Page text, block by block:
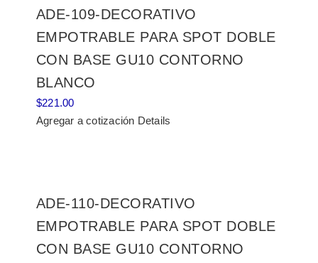
ADE-109-DECORATIVO
EMPOTRABLE PARA SPOT DOBLE
CON BASE GU10 CONTORNO
BLANCO
$221.00
Agregar a cotización Details
ADE-110-DECORATIVO
EMPOTRABLE PARA SPOT DOBLE
CON BASE GU10 CONTORNO